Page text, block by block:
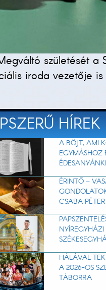
születését a
iroda vezetője is
HÍREK
A BÖJT, AMI
EGYMÁSHOZ
ÉRINTŐ –
CSABA
HÁLÁVAL
A 2026-OS
TÁBORRA